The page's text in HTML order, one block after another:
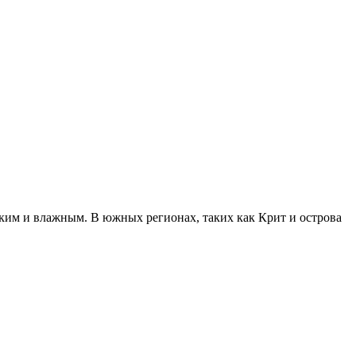
и влажным. В южных регионах, таких как Крит и острова